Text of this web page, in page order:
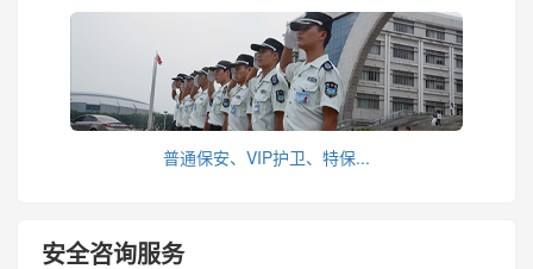
普通保安、VIP护卫、特保...
安全咨询服务